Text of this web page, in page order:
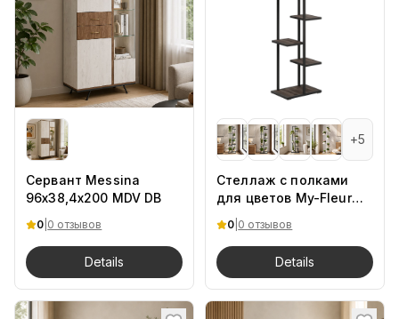
Сервант Messina
96х38,4х200 MDV DB
0 0 отзывов
Details
+5
Стеллаж с полками
для цветов My-Fleur
45/30/150 Lite Дуб
Барокко.Ch
0 0 отзывов
Details